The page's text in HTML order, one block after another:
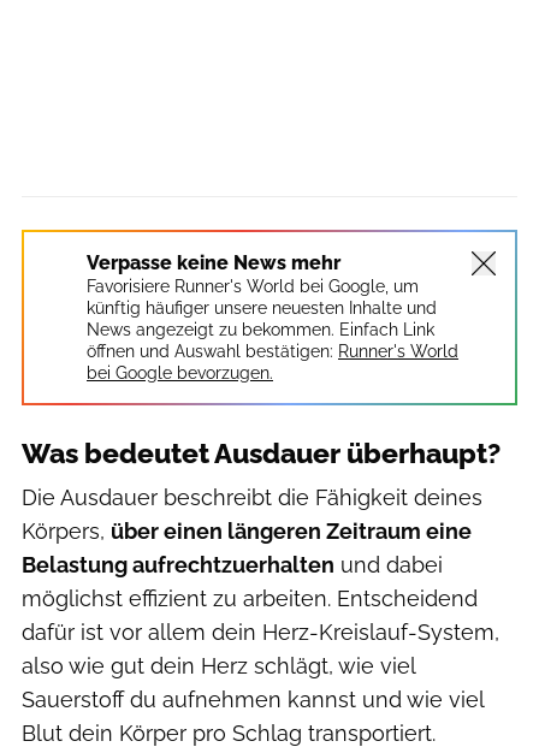
Verpasse keine News mehr
Favorisiere Runner's World bei Google, um
künftig häufiger unsere neuesten Inhalte und
News angezeigt zu bekommen. Einfach Link
öffnen und Auswahl bestätigen: Runner's World
bei Google bevorzugen.
Was bedeutet Ausdauer überhaupt?
Die Ausdauer beschreibt die Fähigkeit deines
Körpers, über einen längeren Zeitraum eine
Belastung aufrechtzuerhalten und dabei
möglichst effizient zu arbeiten. Entscheidend
dafür ist vor allem dein Herz-Kreislauf-System,
also wie gut dein Herz schlägt, wie viel
Sauerstoff du aufnehmen kannst und wie viel
Blut dein Körper pro Schlag transportiert.